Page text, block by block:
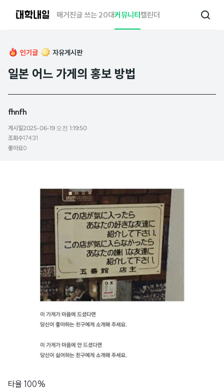
매거진글 쓰는 20대커뮤니티캘린더
검
인기글 자유게시판
일본 어느 가게의 홍보 방법
fhnfh
게시일2025-06-19 오전 1:19:50
조회수17431
좋아요0
타율 100%